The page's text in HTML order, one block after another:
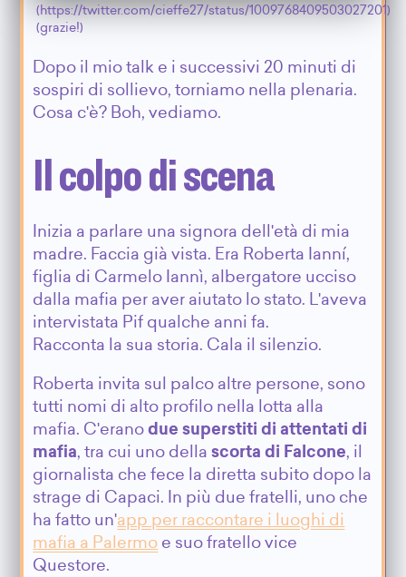
(https://twitter.com/cieffe27/status/1009768409503027201)
(grazie!)
Dopo il mio talk e i successivi 20 minuti di
sospiri di sollievo, torniamo nella plenaria.
Cosa c'è? Boh, vediamo.
Il colpo di scena
Inizia a parlare una signora dell'età di mia
madre. Faccia già vista. Era Roberta Ianní,
figlia di Carmelo Iannì, albergatore ucciso
dalla mafia per aver aiutato lo stato. L'aveva
intervistata Pif qualche anni fa.
Racconta la sua storia. Cala il silenzio.
Roberta invita sul palco altre persone, sono
tutti nomi di alto profilo nella lotta alla
mafia. C'eranodue superstiti di attentati di
mafia, tra cui uno dellascorta di Falcone, il
giornalista che fece la diretta subito dopo la
strage di Capaci. In più due fratelli, uno che
ha fatto un'app per raccontare i luoghi di
mafia a Palermo e suo fratello vice
Questore.